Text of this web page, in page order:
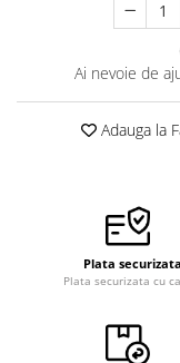
Saboti medicali
ACCESORII
Noutati
Ai nevoie de
Adauga la
Plata securizata
Plata securizata cu